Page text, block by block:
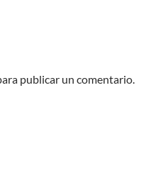
publicar un comentario.